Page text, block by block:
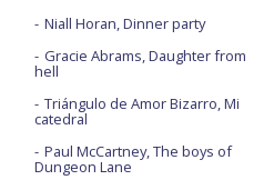
Niall Horan, Dinner party
Gracie Abrams, Daughter from
hell
Triángulo de Amor Bizarro, Mi
catedral
Paul McCartney, The boys of
Dungeon Lane